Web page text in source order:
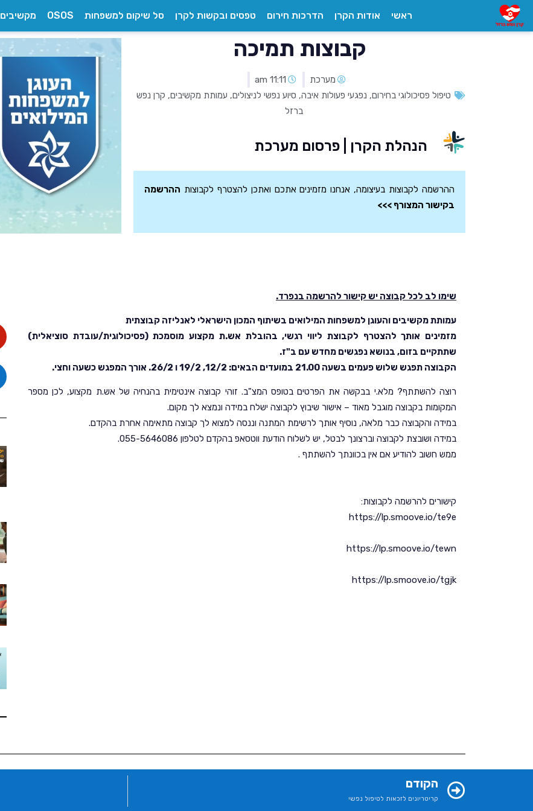
ראשי אודות הקרן הדרכות חירום טפסים ובקשות לקרן סל שיקום למשפחות OSOS מקשיבים
קבוצות תמיכה
מערכת
11:11 am
טיפול פסיכולוגי בחירום, נפגעי פעולות איבה, סיוע נפשי לניצולים, עמותת מקשיבים, קרן נפש
ברזל
הנהלת הקרן | פרסום מערכת
ההרשמה לקבוצות בעיצומה, אנחנו מזמינים אתכם ואתכן להצטרף לקבוצות ההרשמה
בקישור המצורף >>>
שימו לב לכל קבוצה יש קישור להרשמה בנפרד.
עמותת מקשיבים והעוגן למשפחות המילואים בשיתוף המכון הישראלי לאנליזה קבוצתית
מזמינים אותך להצטרף לקבוצת ליווי רגשי, בהובלת אש.ת מקצוע מוסמכת (פסיכולוגית/עובדת סוציאלית)
שתתקיים בזום, בנושא נפגשים מחדש עם ב"ז.
הקבוצה תפגש שלוש פעמים בשעה 21.00 במועדים הבאים: 12/2, 19/2 ו 26/2. אורך המפגש כשעה וחצי.
רוצה להשתתף? מלא.י בבקשה את הפרטים בטופס המצ"ב. זוהי קבוצה אינטימית בהנחיה של אש.ת מקצוע, לכן מספר
המקומות בקבוצה מוגבל מאוד – אישור שיבוץ לקבוצה ישלח במידה ונמצא לך מקום.
במידה והקבוצה כבר מלאה, נוסיף אותך לרשימת המתנה וננסה למצוא לך קבוצה מתאימה אחרת בהקדם.
במידה ושובצת לקבוצה וברצונך לבטל, יש לשלוח הודעת ווטסאפ בהקדם לטלפון 055-5646086.
ממש חשוב להודיע אם אין בכוונתך להשתתף .
קישורים להרשמה לקבוצות:
https://lp.smoove.io/te9e
https://lp.smoove.io/tewn
https://lp.smoove.io/tgjk
הקודם
קריטריונים לזכאות לטיפול נפשי